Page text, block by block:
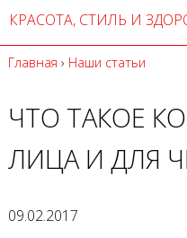
КРАСОТА, СТИЛЬ И
Главная › Наши статьи
ЧТО ТАКОЕ
ЛИЦА И ДЛЯ
09.02.2017